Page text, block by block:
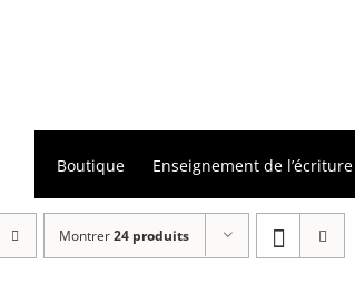
Boutique Enseignement de l’écriture
Montrer24 produits